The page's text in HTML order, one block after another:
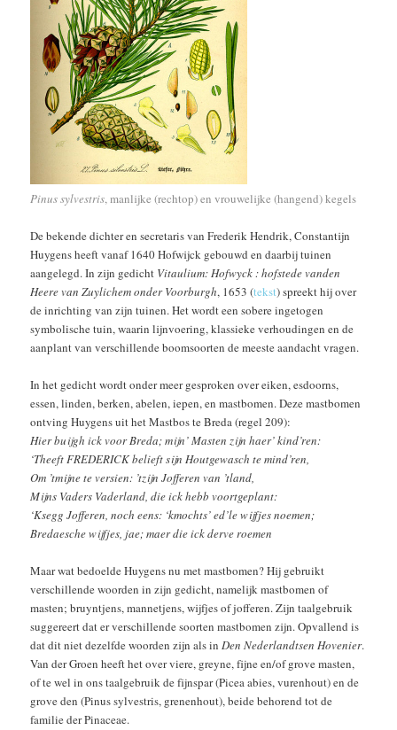
Pinus sylvestris, manlijke (rechtop) en vrouwelijke (hangend) kegels
De bekende dichter en secretaris van Frederik Hendrik, Constantijn
Huygens heeft vanaf 1640 Hofwijck gebouwd en daarbij tuinen
aangelegd. In zijn gedicht Vitaulium: Hofwyck : hofstede vanden
Heere van Zuylichem onder Voorburgh, 1653 (tekst) spreekt hij over
de inrichting van zijn tuinen. Het wordt een sobere ingetogen
symbolische tuin, waarin lijnvoering, klassieke verhoudingen en de
aanplant van verschillende boomsoorten de meeste aandacht vragen.
In het gedicht wordt onder meer gesproken over eiken, esdoorns,
essen, linden, berken, abelen, iepen, en mastbomen. Deze mastbomen
ontving Huygens uit het Mastbos te Breda (regel 209):
Hier buijgh ick voor Breda; mijn’ Masten zijn haer’ kind’ren:
‘Theeft FREDERICK belieft sijn Houtgewasch te mind’ren,
Om ’tmijne te versien: ’tzijn Jofferen van ’tland,
Mijns Vaders Vaderland, die ick hebb voortgeplant:
‘Ksegg Jofferen, noch eens: ‘kmochts’ ed’le wijfjes noemen;
Bredaesche wijfjes, jae; maer die ick derve roemen
Maar wat bedoelde Huygens nu met mastbomen? Hij gebruikt
verschillende woorden in zijn gedicht, namelijk mastbomen of
masten; bruyntjens, mannetjens, wijfjes of jofferen. Zijn taalgebruik
suggereert dat er verschillende soorten mastbomen zijn. Opvallend is
dat dit niet dezelfde woorden zijn als inDen Nederlandtsen Hovenier.
Van der Groen heeft het over viere, greyne, fijne en/of grove masten,
of te wel in ons taalgebruik de fijnspar (Picea abies, vurenhout) en de
grove den (Pinus sylvestris, grenenhout), beide behorend tot de
familie der Pinaceae.